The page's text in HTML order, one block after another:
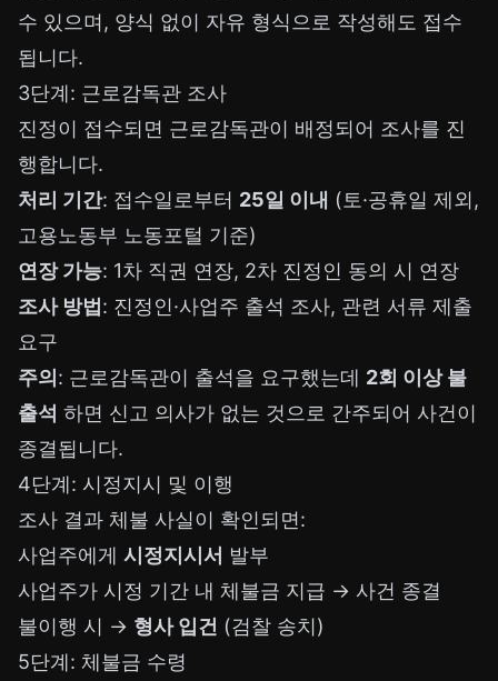
수 있으며, 양식 없이 자유 형식으로 작성해도 접수
됩니다.
3단계: 근로감독관 조사
진정이 접수되면 근로감독관이 배정되어 조사를 진
행합니다.
처리 기간: 접수일로부터 25일 이내 (토·공휴일 제외,
고용노동부 노동포털 기준)
연장 가능: 1차 직권 연장, 2차 진정인 동의 시 연장
조사 방법 : 진정인·사업주 출석 조사, 관련 서류 제출
요구
주의 : 근로감독관이 출석을 요구했는데 2회 이상 불
출석 하면 신고 의사가 없는 것으로 간주되어 사건이
종결됩니다.
4단계: 시정지시 및 이행
조사 결과 체불 사실이 확인되면:
사업주에게 시정지시서 발부
사업주가 시정 기간 내 체불금 지급 → 사건 종결
불이행 시 → 형사 입건 (검찰 송치)
5단계: 체불금 수령